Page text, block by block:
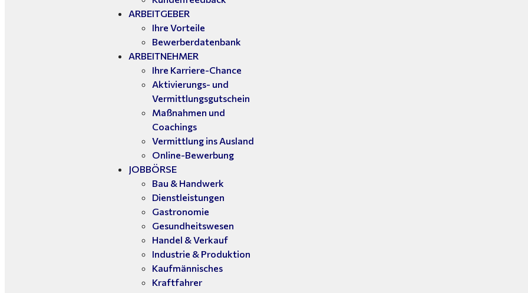
ARBEITGEBER
Ihre Vorteile
Bewerberdatenbank
ARBEITNEHMER
Ihre Karriere-Chance
Aktivierungs- und
Vermittlungsgutschein
Maßnahmen und
Coachings
Vermittlung ins Ausland
Online-Bewerbung
JOBBÖRSE
Bau & Handwerk
Dienstleistungen
Gastronomie
Gesundheitswesen
Handel & Verkauf
Industrie & Produktion
Kaufmännisches
Kraftfahrer